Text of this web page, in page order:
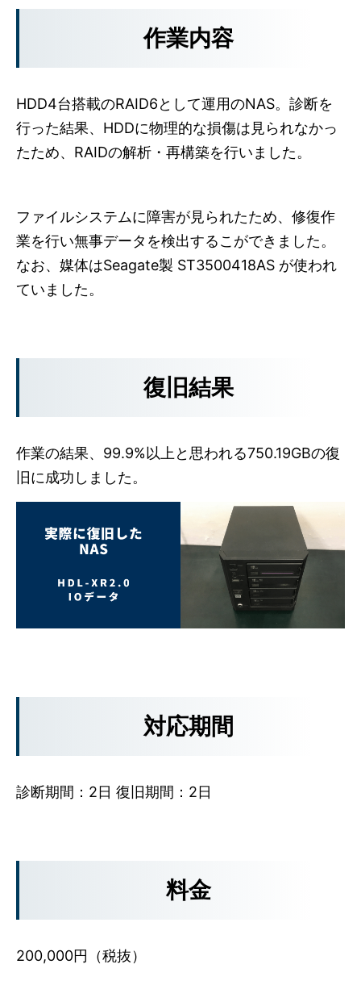
作業内容
HDD4台搭載のRAID6として運用のNAS。診断を
行った結果、HDDに物理的な損傷は見られなかっ
たため、RAIDの解析・再構築を行いました。
ファイルシステムに障害が見られたため、修復作
業を行い無事データを検出するこができました。
なお、媒体はSeagate製 ST3500418AS が使われ
ていました。
復旧結果
作業の結果、99.9%以上と思われる750.19GBの復
旧に成功しました。
対応期間
診断期間：2日 復旧期間：2日
料金
200,000円（税抜）